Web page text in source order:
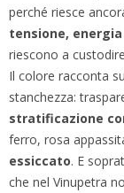
perché riesce
tensione,
riescono a
Il colore racconta
stanchezza:
stratificazione
ferro, rosa
essiccato. E
che nel Vinupetra